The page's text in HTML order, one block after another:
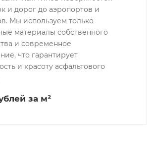
и дорог до аэропортов и
Мы используем только
материалы собственного
и современное
что гарантирует
и красоту асфальтового
за м²